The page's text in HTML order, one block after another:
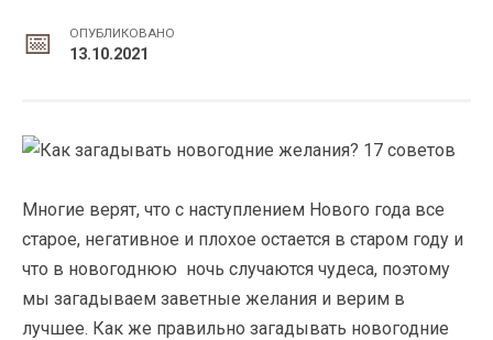
ОПУБЛИКОВАНО
13.10.2021
Многие верят, что с наступлением Нового года все
старое, негативное и плохое остается в старом году и
что в новогоднюю ночь случаются чудеса, поэтому
мы загадываем заветные желания и верим в
лучшее. Как же правильно загадывать новогодние